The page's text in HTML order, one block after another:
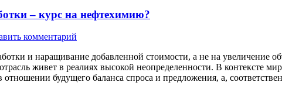
– курс на нефтехимию?
комментарий
и наращивание добавленной стоимости, а не на увеличение
живет в реалиях высокой неопределенности. В контексте
будущего баланса спроса и предложения, а,